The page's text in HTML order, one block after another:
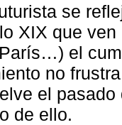
se
XIX que
el
no
el
de ello.